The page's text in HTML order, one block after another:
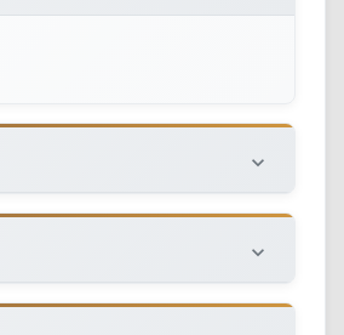
keyboard_arrow_down
keyboard_arrow_down